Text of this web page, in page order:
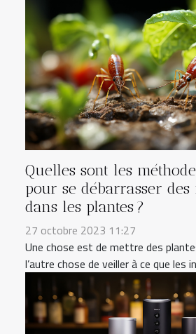
Quelles sont les
pour se débarrasser
dans les plantes ?
27 octobre 2023 11:27
Une chose est de mettre des
l’autre chose de veiller à ce que les